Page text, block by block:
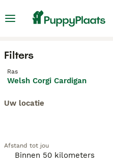
Filters
Ras
Welsh Corgi Cardigan
Uw locatie
Afstand tot jou